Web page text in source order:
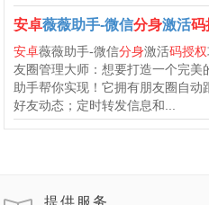
安卓薇薇助手-微信分身激活码
安卓薇薇助手-微信分身激活码授权
友圈管理大师：想要打造一个完美
助手帮你实现！它拥有朋友圈自
好友动态；定时转发信息和...
提供服务